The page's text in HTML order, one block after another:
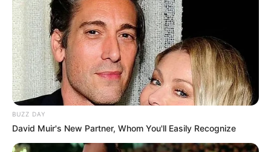
El cuerpo de Jennifer Paola fue trasladado a
Legal en Medellínpara las diligencias correspondientes.
COMPARTIR
ALERTA BOGOTÁ EN GOOGLE NEWS
TEMAS RELACIONADOS
BUZZ DAY
David Muir's New Partner, Whom You'll Easily Recognize